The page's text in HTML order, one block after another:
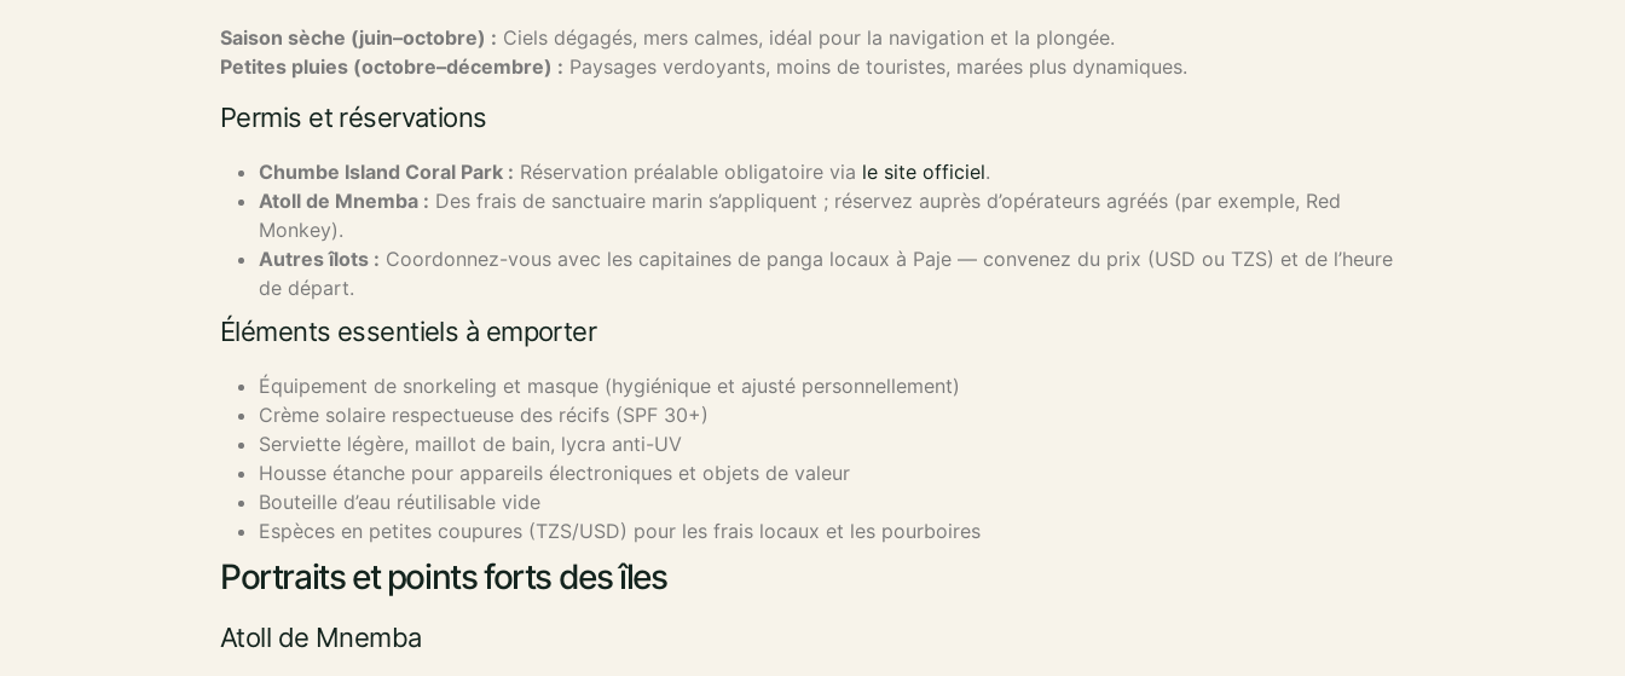
Saison sèche (juin–octobre) : Ciels dégagés, mers calmes, idéal pour la navigation et la plongée.
Petites pluies (octobre–décembre) : Paysages verdoyants, moins de touristes, marées plus dynamiques.
Permis et réservations
Chumbe Island Coral Park : Réservation préalable obligatoire via le site officiel.
Atoll de Mnemba : Des frais de sanctuaire marin s’appliquent ; réservez auprès d’opérateurs agréés (par exemple, Red
Monkey).
Autres îlots : Coordonnez-vous avec les capitaines de panga locaux à Paje — convenez du prix (USD ou TZS) et de l’heure
de départ.
Éléments essentiels à emporter
Équipement de snorkeling et masque (hygiénique et ajusté personnellement)
Crème solaire respectueuse des récifs (SPF 30+)
Serviette légère, maillot de bain, lycra anti-UV
Housse étanche pour appareils électroniques et objets de valeur
Bouteille d’eau réutilisable vide
Espèces en petites coupures (TZS/USD) pour les frais locaux et les pourboires
Portraits et points forts des îles
Atoll de Mnemba